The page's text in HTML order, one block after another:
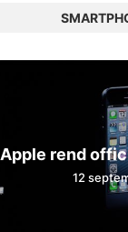
Apple rend
12